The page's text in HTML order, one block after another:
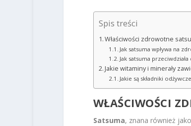
Spis treści
Właściwości zdrowotne
Jak satsuma wpływa na
Jak satsuma
Jakie witaminy i minerały
Jakie są składniki
WŁAŚCIWOŚCI
Satsuma, znana również